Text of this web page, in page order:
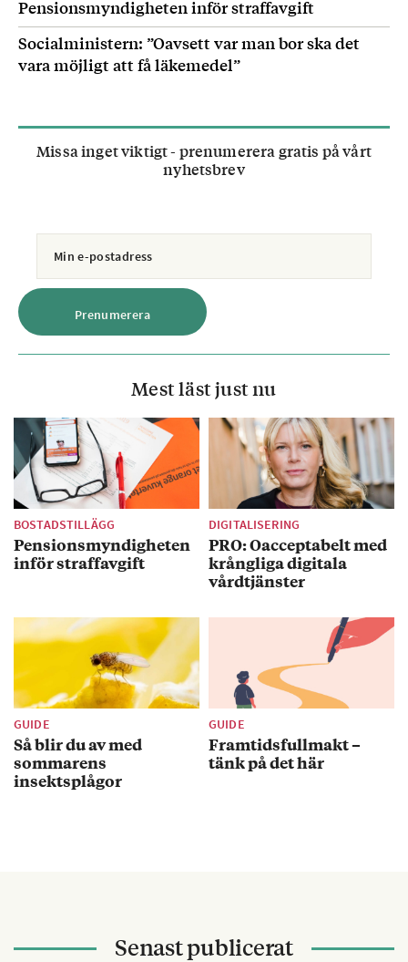
Pensionsmyndigheten inför straffavgift
Socialministern: ”Oavsett var man bor ska det
vara möjligt att få läkemedel”
Missa inget viktigt - prenumerera gratis på vårt
nyhetsbrev
Mest läst just nu
BOSTADSTILLÄGG
Pensionsmyndigheten
inför straffavgift
DIGITALISERING
PRO: Oacceptabelt med
krångliga digitala
vårdtjänster
GUIDE
Så blir du av med
sommarens
insektsplågor
GUIDE
Framtidsfullmakt –
tänk på det här
Senast publicerat